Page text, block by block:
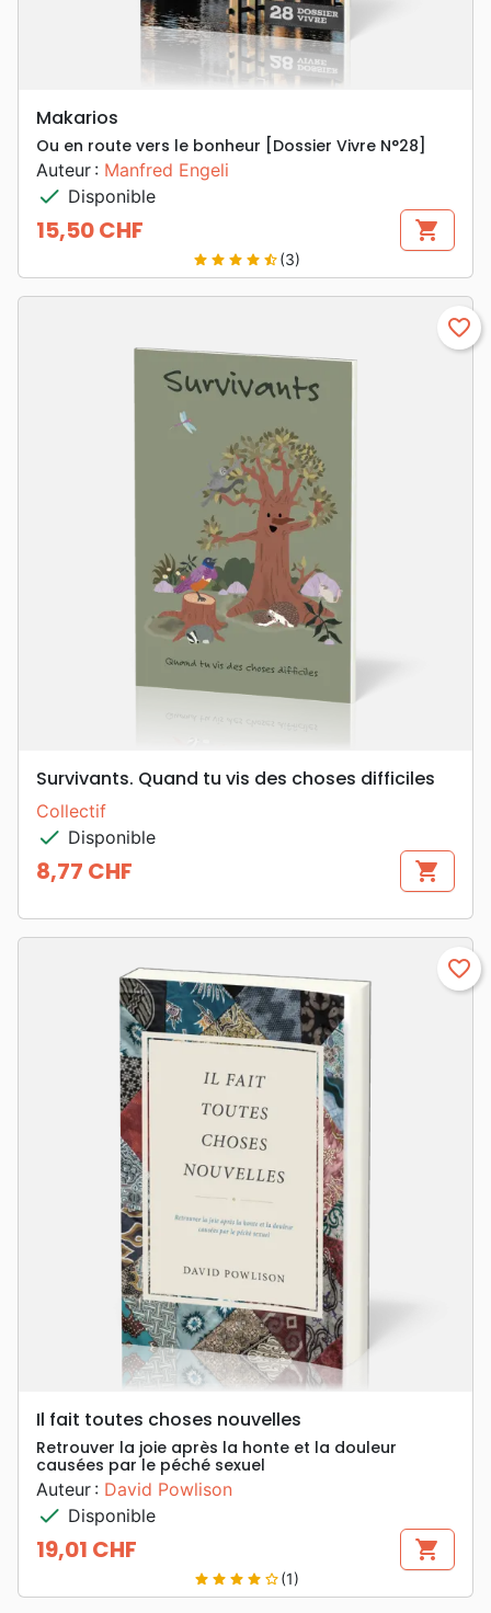
Makarios
Ou en route vers le bonheur [Dossier Vivre N°28]
Auteur : Manfred Engeli
check Disponible
Prix
15,50 CHF shopping_cart
star star star star star_half(3)
favorite_border
Survivants. Quand tu vis des choses difficiles
Collectif
check Disponible
Prix
8,77 CHF shopping_cart
favorite_border
Il fait toutes choses nouvelles
Retrouver la joie après la honte et la douleur
causées par le péché sexuel
Auteur : David Powlison
check Disponible
Prix
19,01 CHF shopping_cart
star star star star star_border(1)